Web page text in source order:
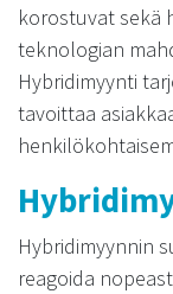
korostuvat sekä
teknologian
Hybridimyynti
tavoittaa
Hybridimyynnin
reagoida